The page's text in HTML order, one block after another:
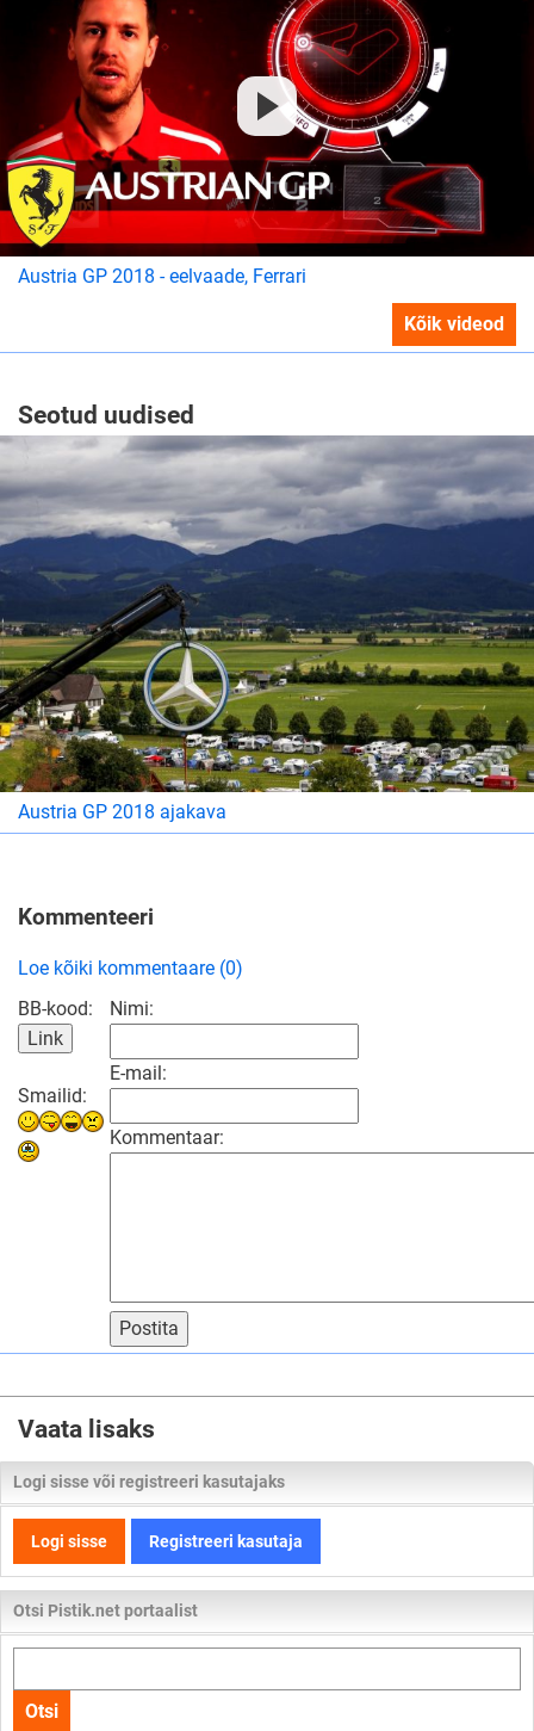
Austria GP 2018 - eelvaade, Ferrari
Kõik videod
Seotud uudised
Austria GP 2018 ajakava
Kommenteeri
Loe kõiki kommentaare (0)
BB-kood:
Smailid:
Nimi:
E-mail:
Kommentaar:
Postita
Vaata lisaks
Logi sisse või registreeri kasutajaks
Logi sisse Registreeri kasutaja
Otsi Pistik.net portaalist
kogu
lehelt
Otsi